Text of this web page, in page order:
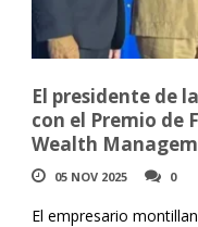
El presidente de
con el Premio de
Wealth
05 NOV 2025 0
El empresario